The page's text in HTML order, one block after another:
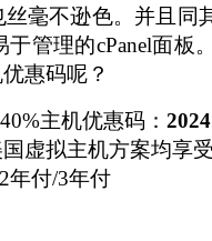
毫不逊色。并且同
管理的cPanel面板
惠码呢？
主机优惠码： 2024
虚拟主机方案均享
年付/3年付